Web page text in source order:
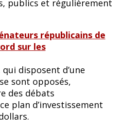
publics et régulièrement
républicains de
sur les
disposent d’une
sont opposés,
des débats
plan d’investissement